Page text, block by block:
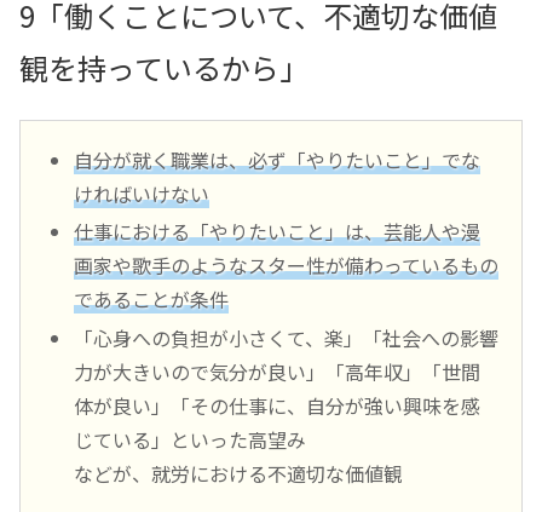
9「働くことについて、不適切な価値
観を持っているから」
自分が就く職業は、必ず「やりたいこと」でな
ければいけない
仕事における「やりたいこと」は、芸能人や漫
画家や歌手のようなスター性が備わっているもの
であることが条件
「心身への負担が小さくて、楽」「社会への影響
力が大きいので気分が良い」「高年収」「世間
体が良い」「その仕事に、自分が強い興味を感
じている」といった高望み
などが、就労における不適切な価値観